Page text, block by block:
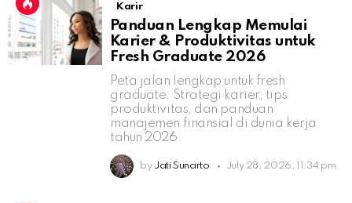
Karir
Panduan Lengkap Memulai
Karier & Produktivitas untuk
Fresh Graduate 2026
Peta jalan lengkap untuk fresh
graduate: Strategi karier, tips
produktivitas, dan panduan
manajemen finansial di dunia kerja
tahun 2026.
by Jati Sunarto July 28, 2026, 11:34 pm